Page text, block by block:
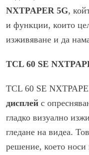
NXTPAPER 5G,
и функции, които
изживяване и да
TCL 60 SE
TCL 60 SE
дисплей с
гладко визуално
гледане на видеа.
решение, което носи